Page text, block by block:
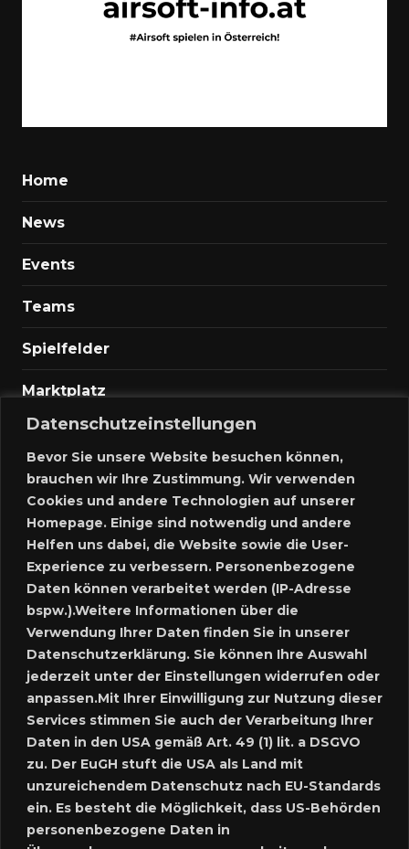
Datenschutzeinstellungen
Bevor Sie unsere Website besuchen können,
brauchen wir Ihre Zustimmung. Wir verwenden
Cookies und andere Technologien auf unserer
Homepage. Einige sind notwendig und andere
Helfen uns dabei, die Website sowie die User-
Experience zu verbessern. Personenbezogene
Daten können verarbeitet werden (IP-Adresse
bspw.).Weitere Informationen über die
Verwendung Ihrer Daten finden Sie in unserer
Datenschutzerklärung. Sie können Ihre Auswahl
jederzeit unter der Einstellungen widerrufen oder
anpassen.Mit Ihrer Einwilligung zur Nutzung dieser
Services stimmen Sie auch der Verarbeitung Ihrer
Daten in den USA gemäß Art. 49 (1) lit. a DSGVO
zu. Der EuGH stuft die USA als Land mit
unzureichendem Datenschutz nach EU-Standards
ein. Es besteht die Möglichkeit, dass US-Behörden
personenbezogene Daten in
Home
News
Events
Teams
Spielfelder
Marktplatz
Kontakt
Anmelden
Meine Inserate
Neues Inserat schalten
Marktplatz – Registrierung
SUCHE
SPRACHE: